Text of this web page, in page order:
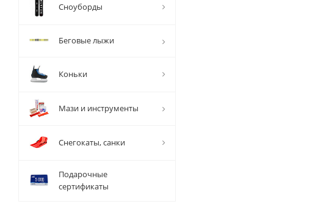
Сноуборды
Беговые лыжи
Коньки
Мази и инструменты
Снегокаты, санки
Подарочные
сертификаты